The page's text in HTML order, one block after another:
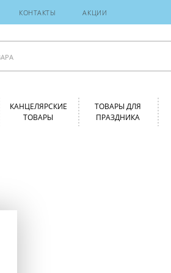
КОНТАКТЫ АКЦИИ
КАНЦЕЛЯРСКИЕ
ТОВАРЫ
ТОВАРЫ ДЛЯ
ПРАЗДНИКА